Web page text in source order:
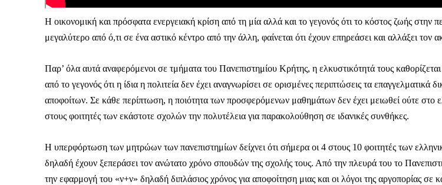
Δεν μπορούν όλοι να πληρώσουν. Και το σεβόμαστε.
παραμένει προσβάσιμη για όλους.
Αν όμως μπορείς, στήριξέ μας σήμερα. Ορίστε δύο καλοί λόγοι για
Η οικονομική και πρόσφατα ενεργειακή κρίση από τη μία αλλά και το γεγονός ότι το κόστος ζωής στην
μεγαλύτερο από ό,τι σε ένα αστικό κέντρο από την άλλη, φαίνεται ότι έχουν επηρεάσει και αλλάξει τον
Παρ’ όλα αυτά αναφερόμενοι σε τμήματα του Πανεπιστημίου Κρήτης, η ελκυστικότητά τους
από το γεγονός ότι η ίδια η πολιτεία δεν έχει αναγνωρίσει σε ορισμένες περιπτώσεις τα επαγγελματικά
αποφοίτων. Σε κάθε περίπτωση, η ποιότητα των προσφερόμενων μαθημάτων δεν έχει μειωθεί ούτε στο
στους φοιτητές των εκάστοτε σχολών την πολυτέλεια για παρακολούθηση σε ιδανικές συνθήκες.
Η υπερφόρτωση των μητρώων των πανεπιστημίων δείχνει ότι σήμερα οι 4 στους 10 φοιτητές των
δηλαδή έχουν ξεπεράσει τον ανώτατο χρόνο σπουδών της σχολής τους. Από την πλευρά του το
την εφαρμογή του «ν+ν» δηλαδή διπλάσιος χρόνος για αποφοίτηση μιας και οι λόγοι της αργοπορίας σε